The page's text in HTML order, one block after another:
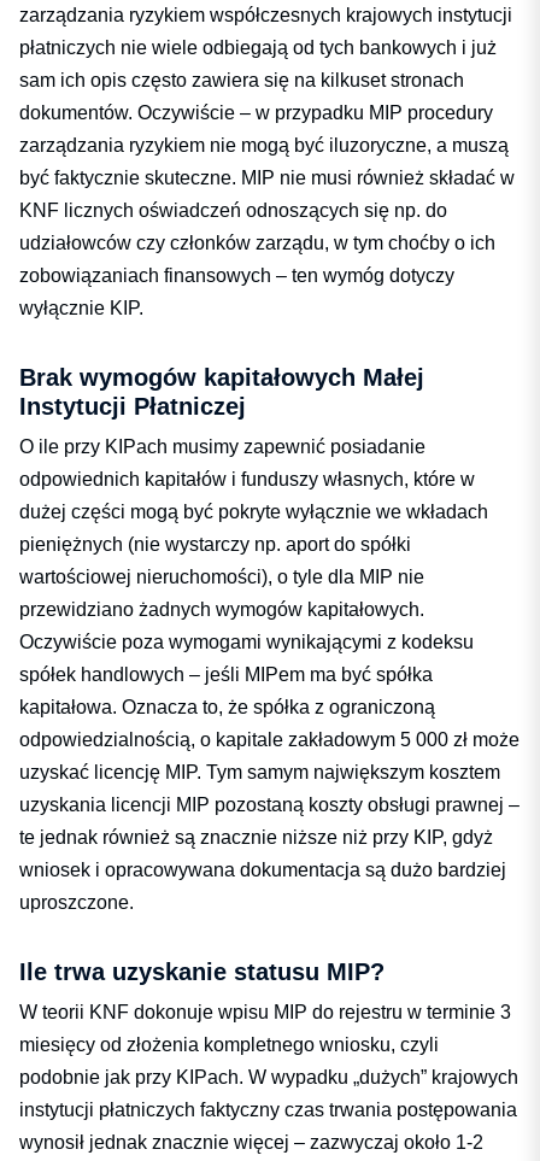
zarządzania ryzykiem współczesnych krajowych instytucji
płatniczych nie wiele odbiegają od tych bankowych i już
sam ich opis często zawiera się na kilkuset stronach
dokumentów. Oczywiście – w przypadku MIP procedury
zarządzania ryzykiem nie mogą być iluzoryczne, a muszą
być faktycznie skuteczne. MIP nie musi również składać w
KNF licznych oświadczeń odnoszących się np. do
udziałowców czy członków zarządu, w tym choćby o ich
zobowiązaniach finansowych – ten wymóg dotyczy
wyłącznie KIP.
Brak wymogów kapitałowych Małej
Instytucji Płatniczej
O ile przy KIPach musimy zapewnić posiadanie
odpowiednich kapitałów i funduszy własnych, które w
dużej części mogą być pokryte wyłącznie we wkładach
pieniężnych (nie wystarczy np. aport do spółki
wartościowej nieruchomości), o tyle dla MIP nie
przewidziano żadnych wymogów kapitałowych.
Oczywiście poza wymogami wynikającymi z kodeksu
spółek handlowych – jeśli MIPem ma być spółka
kapitałowa. Oznacza to, że spółka z ograniczoną
odpowiedzialnością, o kapitale zakładowym 5 000 zł może
uzyskać licencję MIP. Tym samym największym kosztem
uzyskania licencji MIP pozostaną koszty obsługi prawnej –
te jednak również są znacznie niższe niż przy KIP, gdyż
wniosek i opracowywana dokumentacja są dużo bardziej
uproszczone.
Ile trwa uzyskanie statusu MIP?
W teorii KNF dokonuje wpisu MIP do rejestru w terminie 3
miesięcy od złożenia kompletnego wniosku, czyli
podobnie jak przy KIPach. W wypadku „dużych” krajowych
instytucji płatniczych faktyczny czas trwania postępowania
wynosił jednak znacznie więcej – zazwyczaj około 1-2